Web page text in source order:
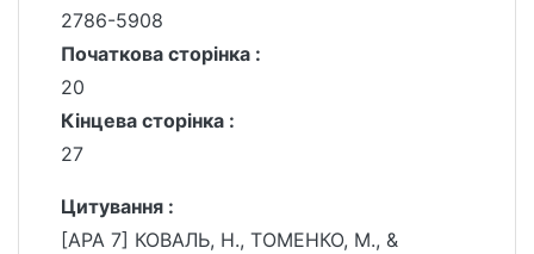
2786-5908
Початкова сторінка :
20
Кінцева сторінка :
27
Цитування :
[APA 7] КОВАЛЬ, Н., ТОМЕНКО, М., &